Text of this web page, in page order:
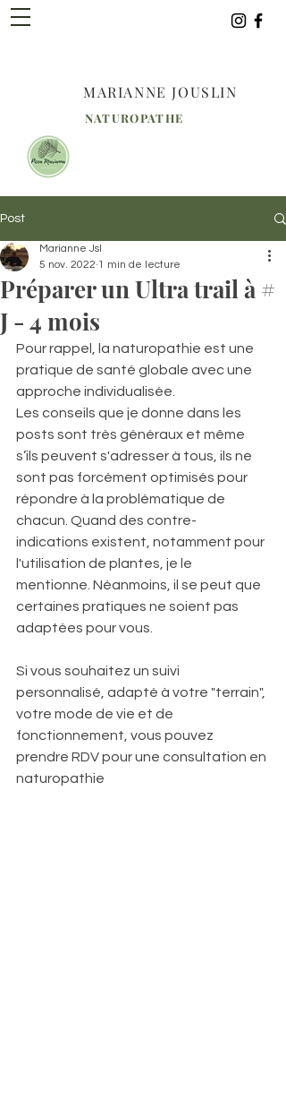
NATUROPATHE
MARIANNE JOUSLIN
Post
Préparer un Ultra trail à #
J - 4 mois
Marianne Jsl
5 nov. 2022 1 min de lecture
Pour rappel, la naturopathie est une
pratique de santé globale avec une
approche individualisée.
Les conseils que je donne dans les
posts sont très généraux et même
s’ils peuvent s'adresser à tous, ils ne
sont pas forcément optimisés pour
répondre à la problématique de
chacun. Quand des contre-
indications existent, notamment pour
l'utilisation de plantes, je le
mentionne. Néanmoins, il se peut que
certaines pratiques ne soient pas
adaptées pour vous.
Si vous souhaitez un suivi
personnalisé, adapté à votre "terrain",
votre mode de vie et de
fonctionnement, vous pouvez
prendre RDV pour une consultation en
naturopathie